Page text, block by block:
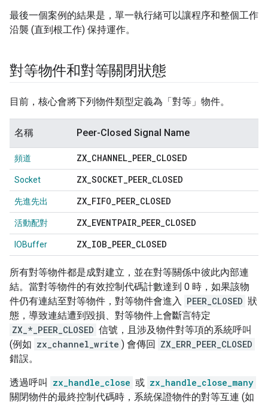
最後一個案例的結果是，單一執行緒可以讓程序和整個工作
沿襲 (直到根工作) 保持運作。
對等物件和對等關閉狀態
目前，核心會將下列物件類型定義為「對等」物件。
名稱 Peer-Closed Signal Name
頻道 ZX_CHANNEL_PEER_CLOSED
Socket ZX_SOCKET_PEER_CLOSED
先進先出 ZX_FIFO_PEER_CLOSED
活動配對 ZX_EVENTPAIR_PEER_CLOSED
IOBuffer ZX_IOB_PEER_CLOSED
所有對等物件都是成對建立，並在對等關係中彼此內部連
結。當對等物件的有效控制代碼計數達到 0 時，如果該物
件仍有連結至對等物件，對等物件會進入 PEER_CLOSED 狀
態，導致連結遭到毀損、對等物件上會斷言特定
ZX_*_PEER_CLOSED 信號，且涉及物件對等項的系統呼叫
(例如 zx_channel_write ) 會傳回 ZX_ERR_PEER_CLOSED
錯誤。
透過呼叫 zx_handle_close 或 zx_handle_close_many
關閉物件的最終控制代碼時，系統保證物件的對等互連 (如